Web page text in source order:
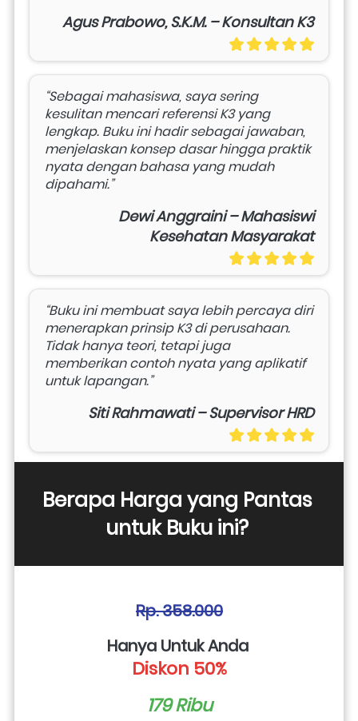
Agus Prabowo, S.K.M. – Konsultan K3
“Sebagai mahasiswa, saya sering
kesulitan mencari referensi K3 yang
lengkap. Buku ini hadir sebagai jawaban,
menjelaskan konsep dasar hingga praktik
nyata dengan bahasa yang mudah
dipahami.”
Dewi Anggraini – Mahasiswi
Kesehatan Masyarakat
“Buku ini membuat saya lebih percaya diri
menerapkan prinsip K3 di perusahaan.
Tidak hanya teori, tetapi juga
memberikan contoh nyata yang aplikatif
untuk lapangan.”
Siti Rahmawati – Supervisor HRD
Berapa Harga yang Pantas
untuk Buku ini?
Rp. 358.000
Hanya Untuk Anda
Diskon 50%
179 Ribu